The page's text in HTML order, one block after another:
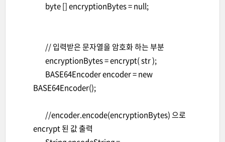
byte [] encryptionBytes = null;
// 입력받은 문자열을 암호화 하는 부분
encryptionBytes = encrypt( str );
BASE64Encoder encoder = new
BASE64Encoder();
//encoder.encode(encryptionBytes) 으로
encrypt 된 값 출력